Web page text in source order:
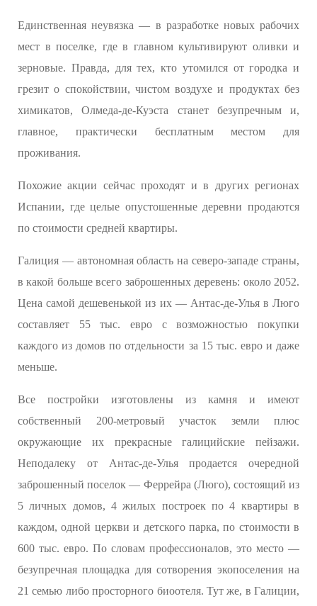
Единственная неувязка — в разработке новых рабочих
мест в поселке, где в главном культивируют оливки и
зерновые. Правда, для тех, кто утомился от городка и
грезит о спокойствии, чистом воздухе и продуктах без
химикатов, Олмеда-де-Куэста станет безупречным и,
главное, практически бесплатным местом для
проживания.
Похожие акции сейчас проходят и в других регионах
Испании, где целые опустошенные деревни продаются
по стоимости средней квартиры.
Галиция — автономная область на северо-западе страны,
в какой больше всего заброшенных деревень: около 2052.
Цена самой дешевенькой из их — Антас-де-Улья в Люго
составляет 55 тыс. евро с возможностью покупки
каждого из домов по отдельности за 15 тыс. евро и даже
меньше.
Все постройки изготовлены из камня и имеют
собственный 200-метровый участок земли плюс
окружающие их прекрасные галицийские пейзажи.
Неподалеку от Антас-де-Улья продается очередной
заброшенный поселок — Феррейра (Люго), состоящий из
5 личных домов, 4 жилых построек по 4 квартиры в
каждом, одной церкви и детского парка, по стоимости в
600 тыс. евро. По словам профессионалов, это место —
безупречная площадка для сотворения экопоселения на
21 семью либо просторного биоотеля. Тут же, в Галиции,